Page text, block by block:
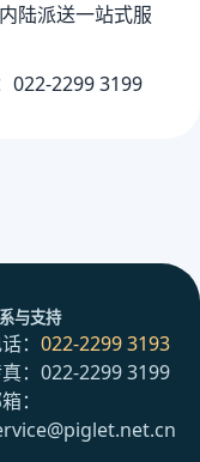
陆派送一站式服
022-2299 3199
与支持
： 022-2299 3193
：022-2299 3199
：